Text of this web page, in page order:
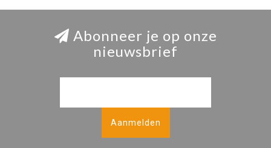
Abonneer je op onze
nieuwsbrief
Aanmelden